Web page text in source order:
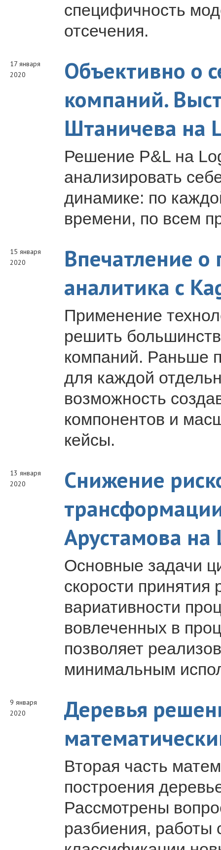
специфичность
отсечения.
17 января
2020
Объективно о
компаний.
Штаничева на
Решение P&L на
анализировать
динамике: по
времени, по всем
15 января
2020
Впечатление
аналитика с
Применение
решить
компаний. Раньше
для каждой
возможность
компонентов и
кейсы.
13 января
2020
Снижение
Арустамова на
Основные задачи
скорости
вариативности
вовлеченных в
позволяет
минимальным
9 января
2020
Деревья
Вторая часть
построения
Рассмотрены
разбиения,